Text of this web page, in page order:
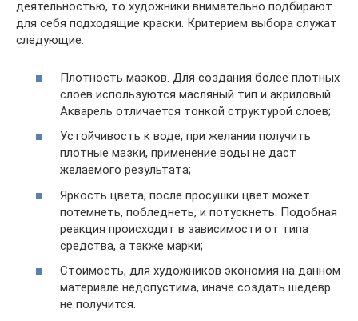
деятельностью, то художники внимательно подбирают
для себя подходящие краски. Критерием выбора служат
следующие:
Плотность мазков. Для создания более плотных
слоев используются масляный тип и акриловый.
Акварель отличается тонкой структурой слоев;
Устойчивость к воде, при желании получить
плотные мазки, применение воды не даст
желаемого результата;
Яркость цвета, после просушки цвет может
потемнеть, побледнеть, и потускнеть. Подобная
реакция происходит в зависимости от типа
средства, а также марки;
Стоимость, для художников экономия на данном
материале недопустима, иначе создать шедевр
не получится.